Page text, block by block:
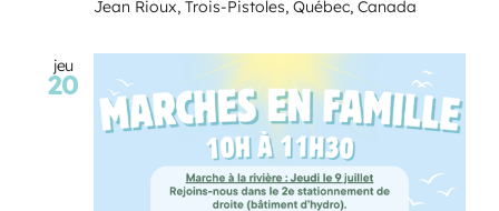
Jean Rioux, Trois-Pistoles, Québec, Canada
jeu
20